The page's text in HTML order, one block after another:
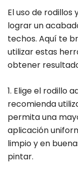
El uso de
lograr un
techos. Aquí te
utilizar estas
obtener
1. Elige el rodillo
recomienda
permita una
aplicación
limpio y en
pintar.